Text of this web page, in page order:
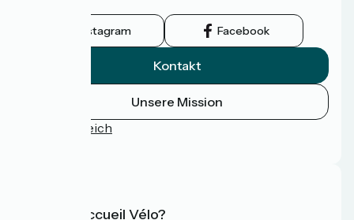
Instagram Facebook
Kontakt
Unsere Mission
Pressebereich
Was ist Accueil Vélo?